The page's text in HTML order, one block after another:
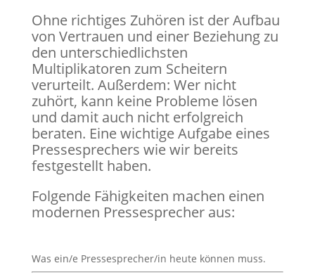
Ohne richtiges Zuhören ist der Aufbau
von Vertrauen und einer Beziehung zu
den unterschiedlichsten
Multiplikatoren zum Scheitern
verurteilt. Außerdem: Wer nicht
zuhört, kann keine Probleme lösen
und damit auch nicht erfolgreich
beraten. Eine wichtige Aufgabe eines
Pressesprechers wie wir bereits
festgestellt haben.
Folgende Fähigkeiten machen einen
modernen Pressesprecher aus:
Was ein/e Pressesprecher/in heute können muss.